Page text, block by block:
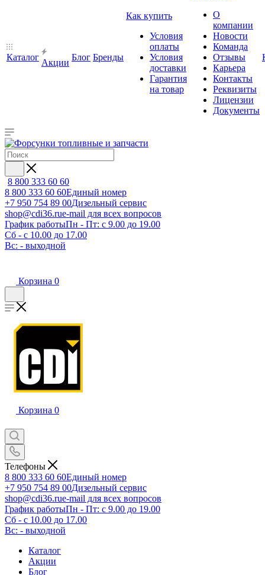
Каталог
Акции
Блог Бренды
Как купить
Условия
оплаты
Условия
доставки
Гарантия
на товар
О
компании
Новости
Команда
Отзывы
Карьера
Контакты
Реквизиты
Лицензии
Документы
8 800 333 60 60
8 800 333 60 60Единый номер
+7 950 754 89 00Дизельный сервис
shop@cdi36.rue-mail для всех вопросов
График работыПн - Пт: с 9.00 до 19.00
Сб - с 10.00 до 17.00
Вс: - выходной
Корзина 0
Корзина 0
Телефоны
8 800 333 60 60Единый номер
+7 950 754 89 00Дизельный сервис
shop@cdi36.rue-mail для всех вопросов
График работыПн - Пт: с 9.00 до 19.00
Сб - с 10.00 до 17.00
Вс: - выходной
Каталог
Акции
Блог